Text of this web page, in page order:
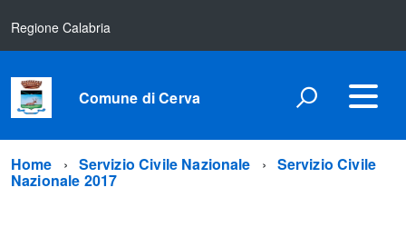
Regione Calabria
Comune di Cerva
Home Servizio Civile Nazionale Servizio Civile
Nazionale 2017